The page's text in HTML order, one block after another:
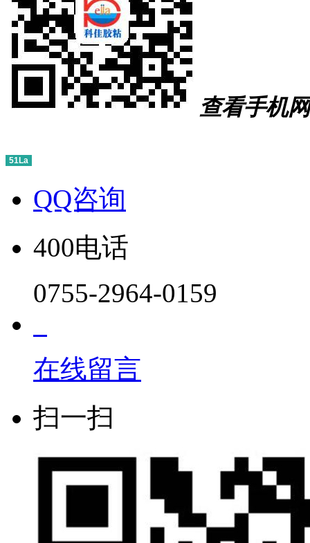
查看手机
51La
QQ咨询
400电话
0755-2964-0159
在线留言
扫一扫